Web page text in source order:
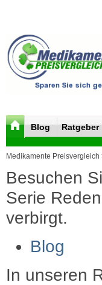
Blog Ratgeber
Medikamente Preisvergleich
Besuchen
Serie
verbirgt.
Blog
In unseren